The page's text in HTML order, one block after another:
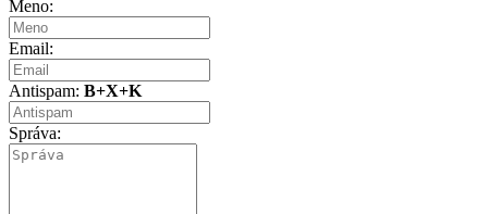
Meno:
Email:
Antispam: B+X+K
Správa: